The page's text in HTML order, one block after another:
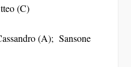
(C)
(A); Sansone